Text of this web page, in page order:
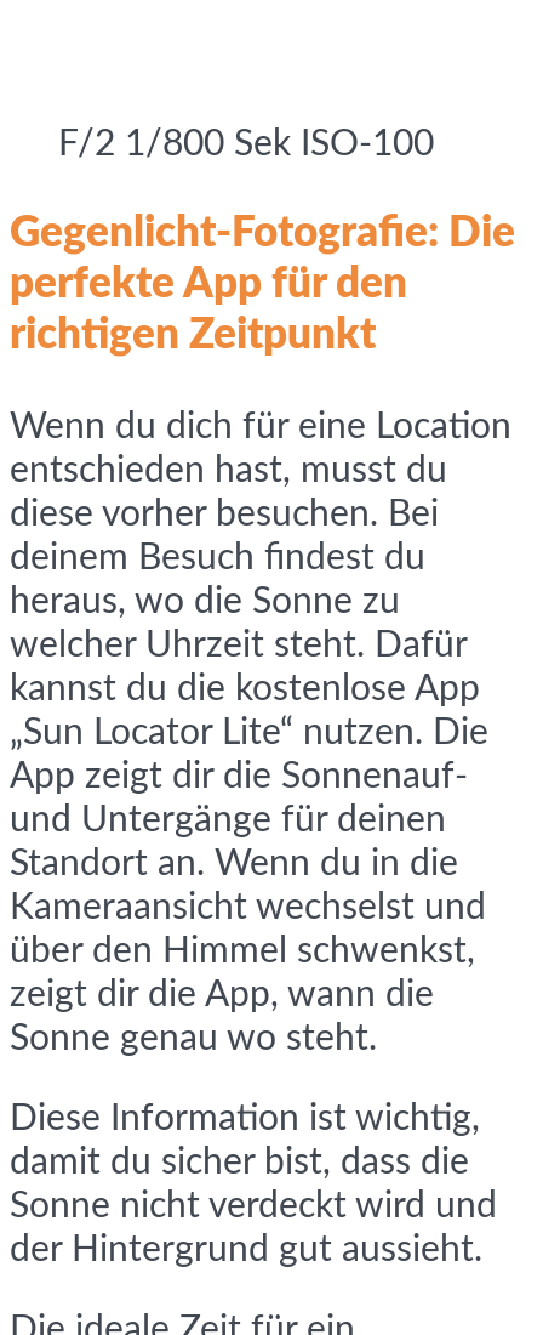
F/2 1/800 Sek ISO-100
Gegenlicht-Fotografie: Die
perfekte App für den
richtigen Zeitpunkt
Wenn du dich für eine Location
entschieden hast, musst du
diese vorher besuchen. Bei
deinem Besuch findest du
heraus, wo die Sonne zu
welcher Uhrzeit steht. Dafür
kannst du die kostenlose App
„Sun Locator Lite“ nutzen. Die
App zeigt dir die Sonnenauf-
und Untergänge für deinen
Standort an. Wenn du in die
Kameraansicht wechselst und
über den Himmel schwenkst,
zeigt dir die App, wann die
Sonne genau wo steht.
Diese Information ist wichtig,
damit du sicher bist, dass die
Sonne nicht verdeckt wird und
der Hintergrund gut aussieht.